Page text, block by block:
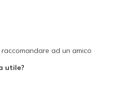
ad un amico
utile?